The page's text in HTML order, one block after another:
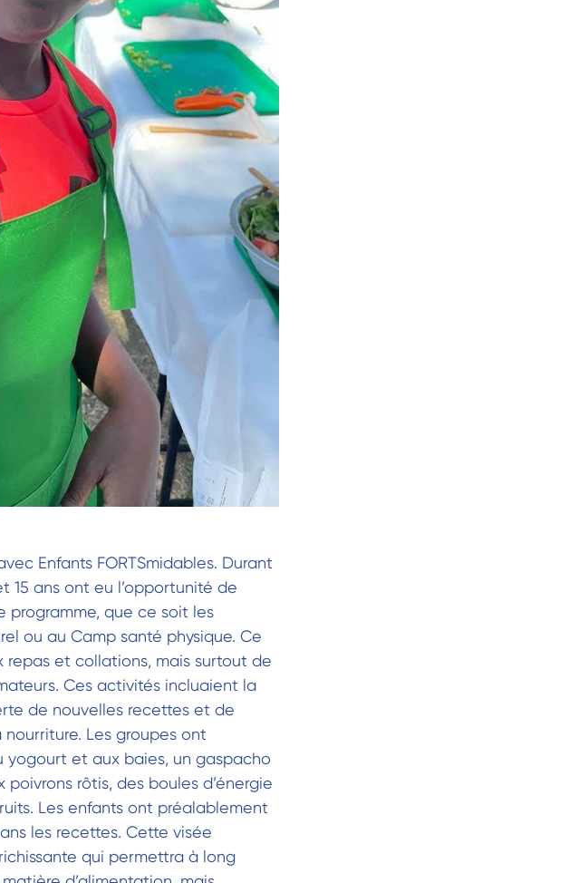
Enfants FORTSmidables. Durant
15 ans ont eu l’opportunité de
programme, que ce soit les
ou au Camp santé physique. Ce
et collations, mais surtout de
Ces activités incluaient la
de nouvelles recettes et de
Les groupes ont
et aux baies, un gaspacho
rôtis, des boules d’énergie
Les enfants ont préalablement
les recettes. Cette visée
qui permettra à long